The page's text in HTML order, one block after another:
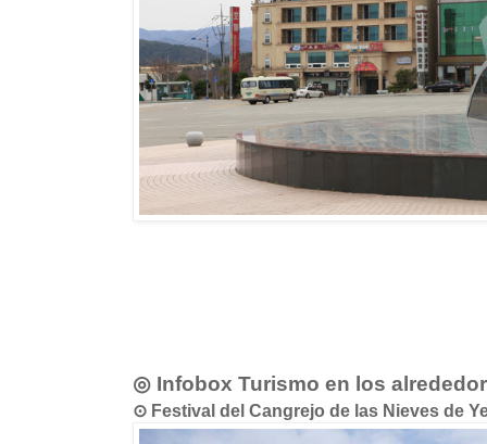
◎ Infobox Turismo en los
⊙ Festival del Cangrejo de las Nieves de